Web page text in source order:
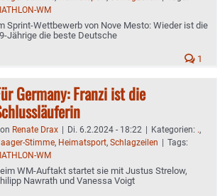
WM
Sprint-Wettbewerb von Nove Mesto: Wieder ist die
Jährige die beste Deutsche
1
Germany: Franzi ist die
Renate Drax | Di. 6.2.2024 - 18:22 | Kategorien: .,
Stimme, Heimatsport, Schlagzeilen | Tags:
WM
WM-Auftakt startet sie mit Justus Strelow,
Nawrath und Vanessa Voigt